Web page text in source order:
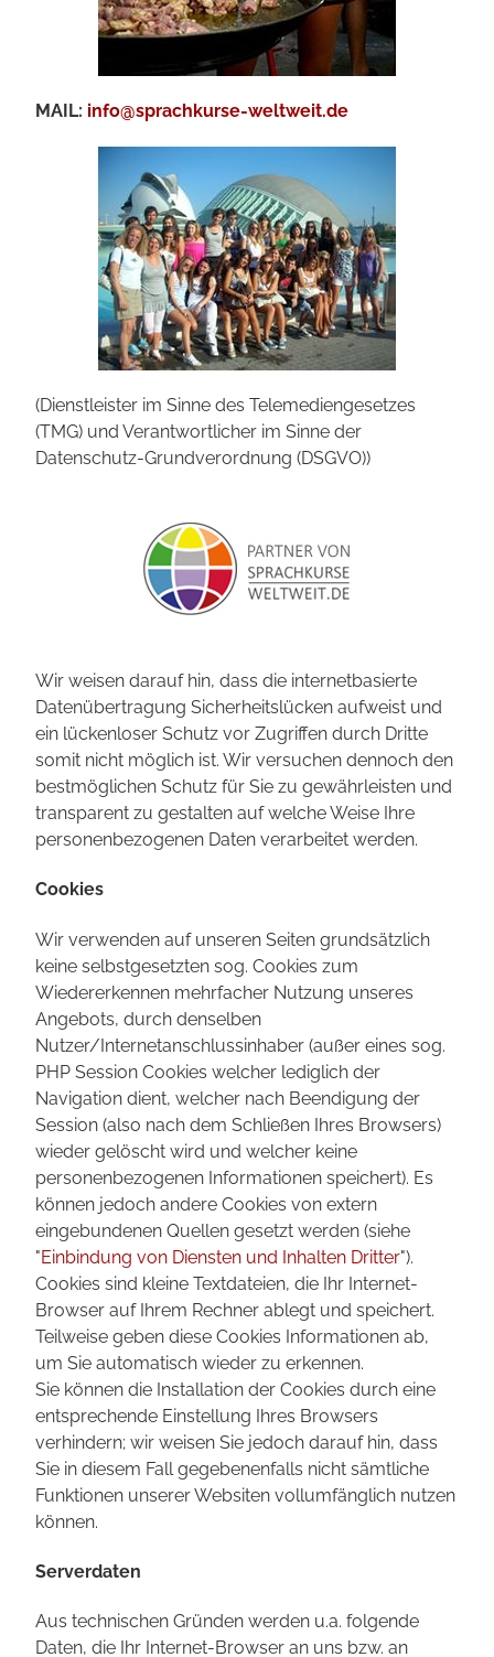
MAIL: info@sprachkurse-weltweit.de
(Dienstleister im Sinne des Telemediengesetzes
(TMG) und Verantwortlicher im Sinne der
Datenschutz-Grundverordnung (DSGVO))
Wir weisen darauf hin, dass die internetbasierte
Datenübertragung Sicherheitslücken aufweist und
ein lückenloser Schutz vor Zugriffen durch Dritte
somit nicht möglich ist. Wir versuchen dennoch den
bestmöglichen Schutz für Sie zu gewährleisten und
transparent zu gestalten auf welche Weise Ihre
personenbezogenen Daten verarbeitet werden.
Cookies
Wir verwenden auf unseren Seiten grundsätzlich
keine selbstgesetzten sog. Cookies zum
Wiedererkennen mehrfacher Nutzung unseres
Angebots, durch denselben
Nutzer/Internetanschlussinhaber (außer eines sog.
PHP Session Cookies welcher lediglich der
Navigation dient, welcher nach Beendigung der
Session (also nach dem Schließen Ihres Browsers)
wieder gelöscht wird und welcher keine
personenbezogenen Informationen speichert). Es
können jedoch andere Cookies von extern
eingebundenen Quellen gesetzt werden (siehe
"Einbindung von Diensten und Inhalten Dritter").
Cookies sind kleine Textdateien, die Ihr Internet-
Browser auf Ihrem Rechner ablegt und speichert.
Teilweise geben diese Cookies Informationen ab,
um Sie automatisch wieder zu erkennen.
Sie können die Installation der Cookies durch eine
entsprechende Einstellung Ihres Browsers
verhindern; wir weisen Sie jedoch darauf hin, dass
Sie in diesem Fall gegebenenfalls nicht sämtliche
Funktionen unserer Websiten vollumfänglich nutzen
können.
Serverdaten
Aus technischen Gründen werden u.a. folgende
Daten, die Ihr Internet-Browser an uns bzw. an